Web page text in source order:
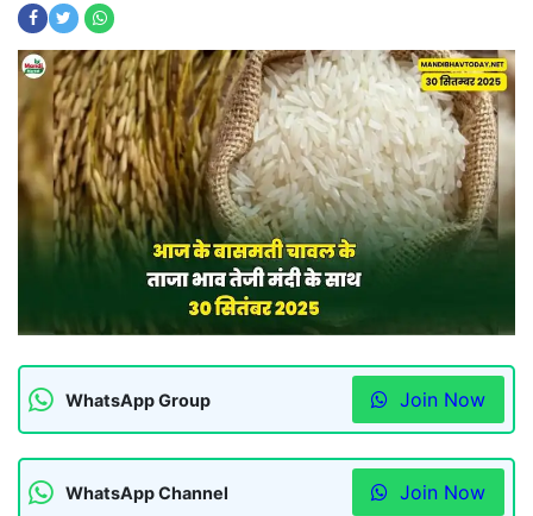
WhatsApp Group Join Now
WhatsApp Channel Join Now